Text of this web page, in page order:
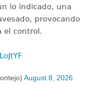
lo indicado, una
provocando
el control.
August 8, 2026